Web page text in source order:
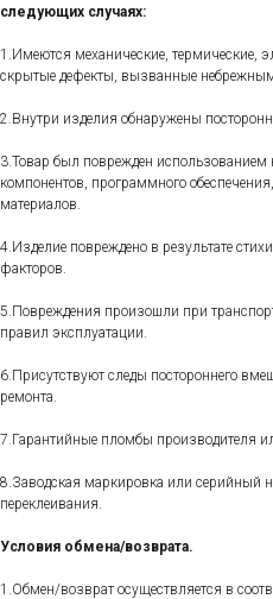
следующих случаях:
1.Имеются механические, термические,
скрытые дефекты, вызванные
2.Внутри изделия обнаружены
3.Товар был поврежден
компонентов, программного
материалов.
4.Изделие повреждено в результате
факторов.
5.Повреждения произошли при
правил эксплуатации.
6.Присутствуют следы постороннего
ремонта.
7.Гарантийные пломбы производителя
8.Заводская маркировка или серийный
переклеивания.
Условия обмена/возврата.
1.Обмен/возврат осуществляется в